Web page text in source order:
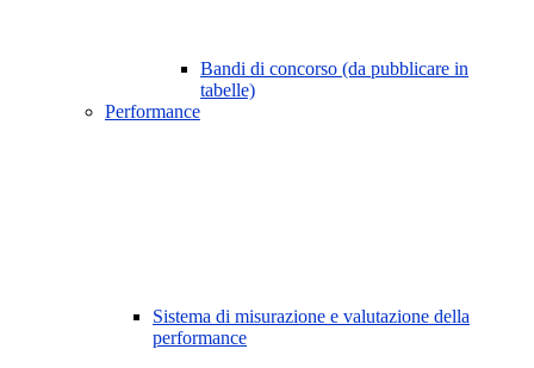
Bandi di concorso (da pubblicare in
tabelle)
Performance
Sistema di misurazione e valutazione della
performance